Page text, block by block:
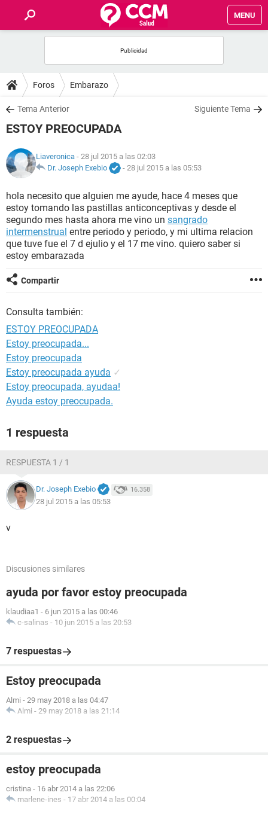
MENU
FOROS
SALUD
NUTRICIÓN
BIENESTAR
SEXUALIDAD
GLOSARIO
Foros Embarazo
Tema Anterior Siguiente Tema
ESTOY PREOCUPADA
Liaveronica - 28 jul 2015 a las 02:03
Dr. Joseph Exebio
- 28 jul 2015 a las 05:53
hola necesito que alguien me ayude, hace 4 meses que
estoy tomando las pastillas anticonceptivas y desde el
segundo mes hasta ahora me vino un sangrado
intermenstrual entre periodo y periodo, y mi ultima relacion
que tuve fue el 7 d ejulio y el 17 me vino. quiero saber si
estoy embarazada
Compartir
Consulta también:
ESTOY PREOCUPADA
Estoy preocupada...
Estoy preocupada
Estoy preocupada ayuda ✓
Estoy preocupada, ayudaa!
Ayuda estoy preocupada.
1 respuesta
RESPUESTA 1 / 1
Dr. Joseph Exebio 16.358
28 jul 2015 a las 05:53
v
Discusiones similares
ayuda por favor estoy preocupada
klaudiaa1 - 6 jun 2015 a las 00:46
c-salinas - 10 jun 2015 a las 20:53
7 respuestas
Estoy preocupada
Almi - 29 may 2018 a las 04:47
Almi - 29 may 2018 a las 21:14
2 respuestas
estoy preocupada
cristina - 16 abr 2014 a las 22:06
marlene-ines - 17 abr 2014 a las 00:04